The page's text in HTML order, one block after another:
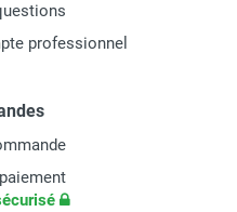
professionnel